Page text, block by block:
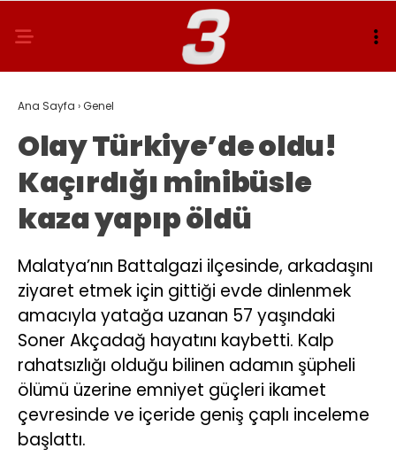
Ana Sayfa ›Genel
Olay Türkiye’de oldu!
Kaçırdığı minibüsle
kaza yapıp öldü
Malatya’nın Battalgazi ilçesinde, arkadaşını
ziyaret etmek için gittiği evde dinlenmek
amacıyla yatağa uzanan 57 yaşındaki
Soner Akçadağ hayatını kaybetti. Kalp
rahatsızlığı olduğu bilinen adamın şüpheli
ölümü üzerine emniyet güçleri ikamet
çevresinde ve içeride geniş çaplı inceleme
başlattı.